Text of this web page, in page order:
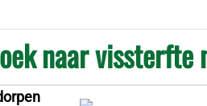
naar vissterfte